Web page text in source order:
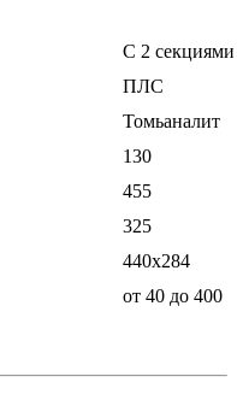
С 2 секциями
ПЛС
Томьаналит
130
455
325
440х284
от 40 до 400